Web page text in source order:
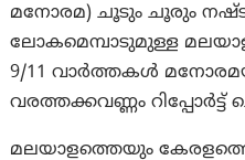
മനോരമ) ചൂടും ചൂരും
ലോകമെമ്പാടുമുള്ള
9/11 വാര്‍ത്തകള്‍
വരത്തക്കവണ്ണം
മലയാളത്തെയും